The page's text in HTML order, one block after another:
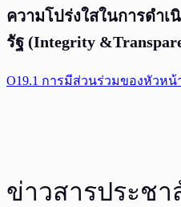
ความโปร่งใสในการดำ
รัฐ (Integrity
O19.1 การมีส่วนร่วมของหัวหน้
ข่าวสารประช